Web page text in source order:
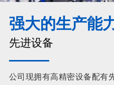
强大的生产能
先进设备
公司现拥有高精密设备配有